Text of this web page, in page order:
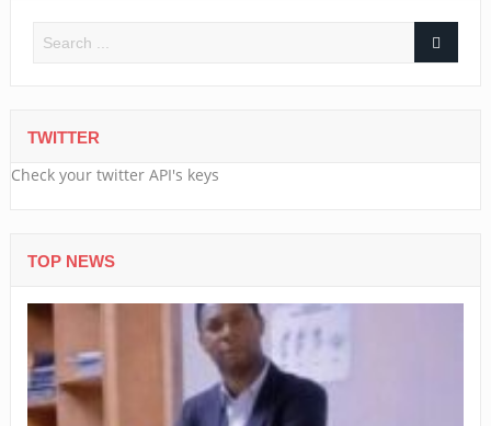
TWITTER
Check your twitter API's keys
TOP NEWS